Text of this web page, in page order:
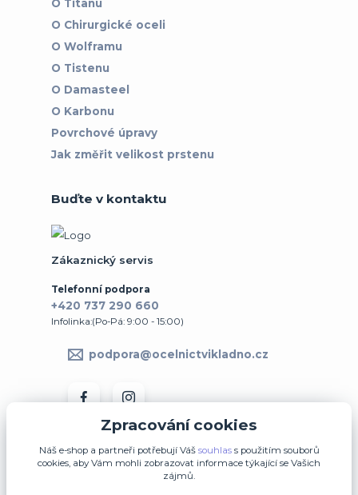
O Titanu
O Chirurgické oceli
O Wolframu
O Tistenu
O Damasteel
O Karbonu
Povrchové úpravy
Jak změřit velikost prstenu
Buďte v kontaktu
Zákaznický servis
Telefonní podpora
+420 737 290 660
Infolinka:(Po-Pá: 9:00 - 15:00)
podpora@ocelnictvikladno.cz
Zpracování cookies
Náš e-shop a partneři potřebují Váš souhlass použitím souborů
cookies, aby Vám mohli zobrazovat informace týkající se Vašich
zájmů.